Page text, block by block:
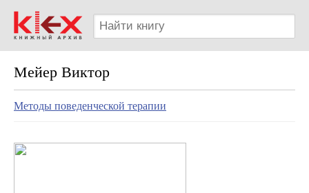
Мейер Виктор
Методы поведенческой терапии